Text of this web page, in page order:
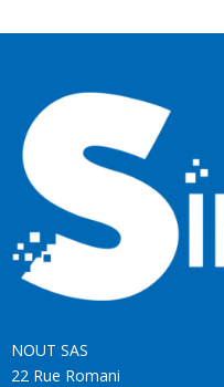
NOUT SAS
22 Rue Romani